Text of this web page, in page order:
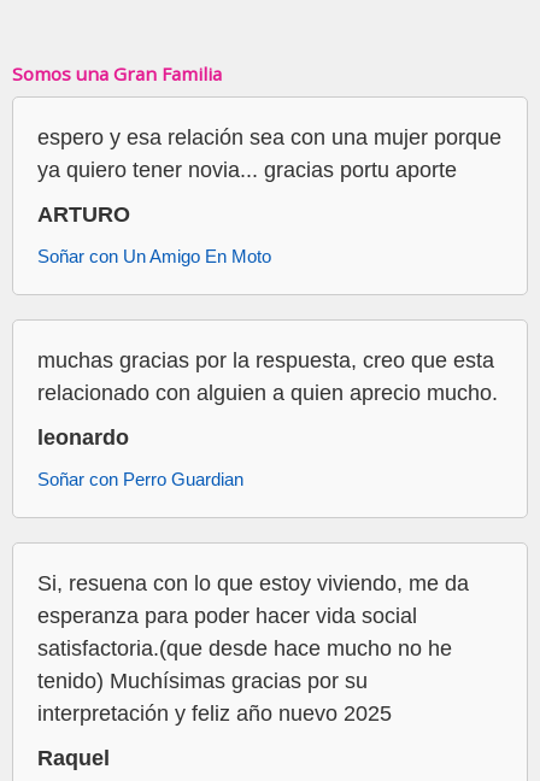
Somos una Gran Familia
espero y esa relación sea con una mujer porque
ya quiero tener novia... gracias portu aporte
ARTURO
Soñar con Un Amigo En Moto
muchas gracias por la respuesta, creo que esta
relacionado con alguien a quien aprecio mucho.
leonardo
Soñar con Perro Guardian
Si, resuena con lo que estoy viviendo, me da
esperanza para poder hacer vida social
satisfactoria.(que desde hace mucho no he
tenido) Muchísimas gracias por su
interpretación y feliz año nuevo 2025
Raquel